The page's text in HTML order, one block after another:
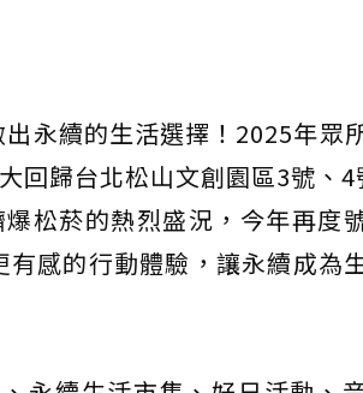
永續的生活選擇！2025年眾
回歸台北松山文創園區3號、
松菸的熱烈盛況，今年再度
感的行動體驗，讓永續成為